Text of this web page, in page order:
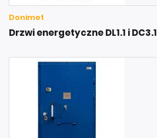
Donimet
Drzwi energetyczne DL1.1 i DC3.1